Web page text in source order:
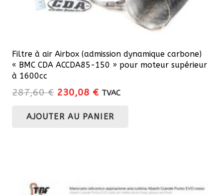
Filtre à air Airbox (admission dynamique carbone)
« BMC CDA ACCDA85-150 » pour moteur supérieur
à 1600cc
287,60€ Le
initial
230,08 €Le
actuel
TVAC
AJOUTER AU PANIER